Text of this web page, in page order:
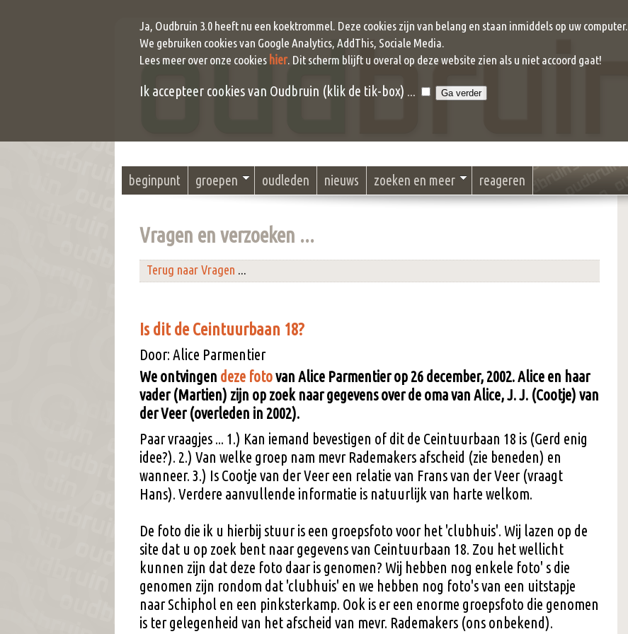
beginpunt groepen oudleden nieuws zoeken en meer reageren
Vragen en verzoeken ...
Terug naar Vragen ...
Is dit de Ceintuurbaan 18?
Door: Alice Parmentier
We ontvingen deze fotovan Alice Parmentier op 26 december, 2002. Alice en haar
vader (Martien) zijn op zoek naar gegevens over de oma van Alice, J. J. (Cootje) van
der Veer (overleden in 2002).
Paar vraagjes ... 1.) Kan iemand bevestigen of dit de Ceintuurbaan 18 is (Gerd enig
idee?). 2.) Van welke groep nam mevr Rademakers afscheid (zie beneden) en
wanneer. 3.) Is Cootje van der Veer een relatie van Frans van der Veer (vraagt
Hans). Verdere aanvullende informatie is natuurlijk van harte welkom.
De foto die ik u hierbij stuur is een groepsfoto voor het 'clubhuis'. Wij lazen op de
site dat u op zoek bent naar gegevens van Ceintuurbaan 18. Zou het wellicht
kunnen zijn dat deze foto daar is genomen? Wij hebben nog enkele foto' s die
genomen zijn rondom dat 'clubhuis' en we hebben nog foto's van een uitstapje
naar Schiphol en een pinksterkamp. Ook is er een enorme groepsfoto die genomen
is ter gelegenheid van het afscheid van mevr. Rademakers (ons onbekend).
Ja, Oudbruin 3.0 heeft nu een koektrommel. Deze cookies zijn van belang en staan inmiddels op uw computer.
We gebruiken cookies van Google Analytics, AddThis, Sociale Media.
Lees meer over onze cookies hier. Dit scherm blijft u overal op deze website zien als u niet accoord gaat!
Ik accepteer cookies van Oudbruin (klik de tik-box) ...